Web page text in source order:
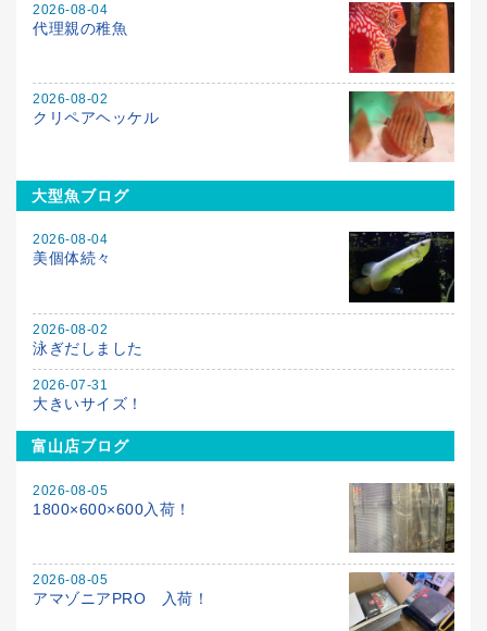
2026-08-04
代理親の稚魚
2026-08-02
クリペアヘッケル
大型魚ブログ
2026-08-04
美個体続々
2026-08-02
泳ぎだしました
2026-07-31
大きいサイズ！
富山店ブログ
2026-08-05
1800×600×600入荷！
2026-08-05
アマゾニアPRO 入荷！